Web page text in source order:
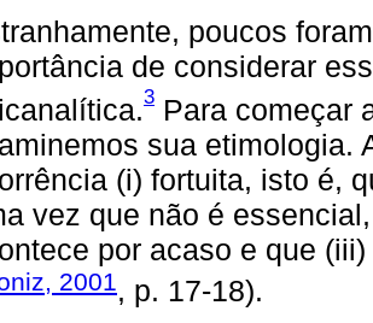
poucos
de considerar
3 Para começar
sua etimologia.
(i) fortuita, isto é,
vez que não é
por acaso e que
2001, p. 17-18).